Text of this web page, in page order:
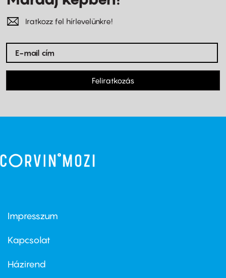
Iratkozz fel hírlevelünkre!
Feliratkozás
Footer
first
Impresszum
Kapcsolat
Footer
Házirend